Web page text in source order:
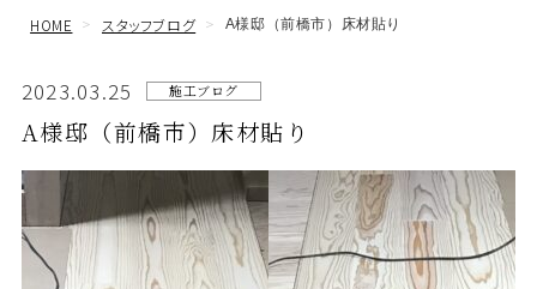
HOME スタッフブログ A様邸（前橋市）床材貼り
2023.03.25 施工ブログ
A様邸（前橋市）床材貼り